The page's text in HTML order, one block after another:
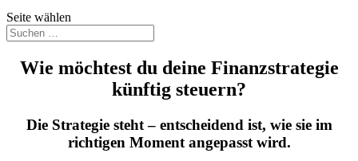
Seite wählen
Wie möchtest du deine Finanzstrategie
künftig steuern?
Die Strategie steht – entscheidend ist, wie sie im
richtigen Moment angepasst wird.